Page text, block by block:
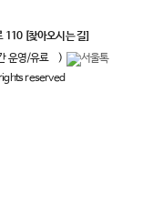
110 [찾아오시는 길]
운영/유료
)
reserved